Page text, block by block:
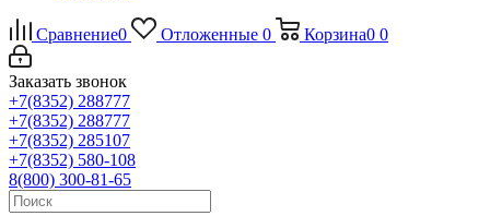
Сравнение0 Отложенные 0 Корзина0 0
Заказать звонок
+7(8352) 288777
+7(8352) 288777
+7(8352) 285107
+7(8352) 580-108
8(800) 300-81-65